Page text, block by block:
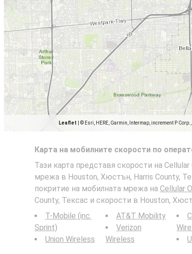
Leaflet © Esri, HERE, Garmin, Intermap, increment P
Карта на мобилните скорости по
Тази карта представя скорости на Cellular
мрежа в Houston, Хюстън, Harris County,
покритие на мобилната мрежа на Cellular
County, Тексас и скорости в Houston,
T-Mobile (inc.
Sprint)
Union Wireless
AT&T Mobility
Verizon
Wireless